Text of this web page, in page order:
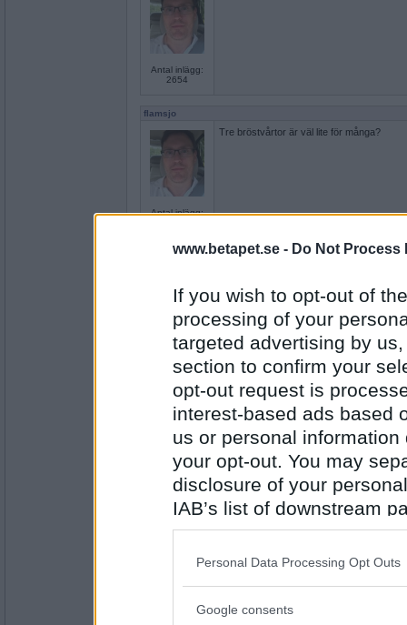
www.betapet.se - Do Not Process
If you wish to opt-out of
processing of your
targeted advertising by
section to confirm your
opt-out request is
interest-based ads based
us or personal
your opt-out. You may
disclosure of your
IAB’s list of downstream
also be disclosed by us
Downstream Participants
Please note that this
Personal Data Processing Opt Outs
Google consents
Antal inlägg:
2654
flamsjo
Antal inlägg:
Tre bröstvårtor är väl lite för många?
flamsjo
Antal inlägg:
2654
- Ej medlem längre
Antal inlägg:
1728
När är kl 18?
Grannen Greta som gillar gräddade
Grissiner